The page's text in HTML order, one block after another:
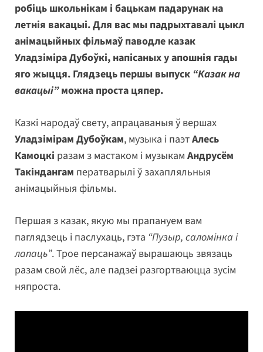
робіць школьнікам і бацькам падарунак на
летнія вакацыі. Для вас мы падрыхтавалі цыкл
анімацыйных фільмаў паводле казак
Уладзіміра Дубоўкі, напісаных у апошнія гады
яго жыцця. Глядзець першы выпуск “Казак на
вакацыі”можна проста цяпер.
Казкі народаў свету, апрацаваныя ў вершах
Уладзімірам Дубоўкам, музыка і паэтАлесь
Камоцкі разам з мастаком і музыкам Андрусём
Такіндангам ператварылі ў захапляльныя
анімацыйныя фільмы.
Першая з казак, якую мы прапануем вам
паглядзець і паслухаць, гэта “Пузыр, саломінка і
лапаць”. Трое персанажаў вырашаюць звязаць
разам свой лёс, але падзеі разгортваюцца зусім
няпроста.